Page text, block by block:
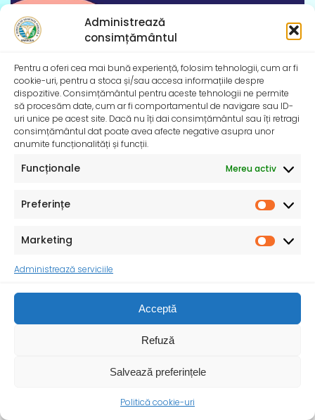
Administrează
consimțământul
Pentru a oferi cea mai bună experiență, folosim tehnologii, cum ar fi
cookie-uri, pentru a stoca și/sau accesa informațiile despre
dispozitive. Consimțământul pentru aceste tehnologii ne permite
să procesăm date, cum ar fi comportamentul de navigare sau ID-
uri unice pe acest site. Dacă nu îți dai consimțământul sau îți retragi
consimțământul dat poate avea afecte negative asupra unor
anumite funcționalități și funcții.
Funcționale Mereu activ
Preferințe
Marketing
Administrează serviciile
Acceptă
Refuză
Salvează preferințele
Politică cookie-uri
Ziua Mondială a Sănătății – 7 aprilie 2025